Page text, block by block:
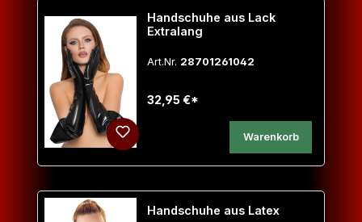
Handschuhe aus Lack
Extralang
Art.Nr. 28701261042
32,95 €*
Warenkorb
Handschuhe aus Latex